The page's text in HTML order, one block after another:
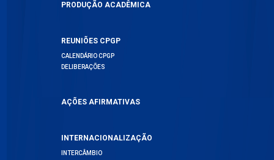
PRODUÇÃO ACADÊMICA
REUNIÕES CPGP
CALENDÁRIO CPGP
DELIBERAÇÕES
AÇÕES AFIRMATIVAS
INTERNACIONALIZAÇÃO
INTERCÂMBIO